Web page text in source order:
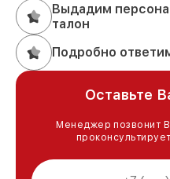
Выдадим
талон
Подробно
Оставьте
Менеджер позвонит